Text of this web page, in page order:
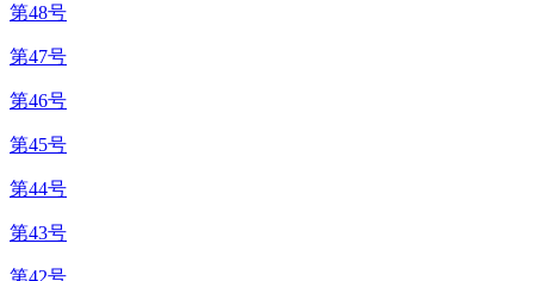
第48号
第47号
第46号
第45号
第44号
第43号
第42号